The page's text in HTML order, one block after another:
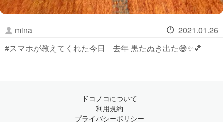
mina
2021.01.26
#スマホが教えてくれた今日 去年 黒たぬき出た😅✨💕
ドコノコについて
利用規約
プライバシーポリシー